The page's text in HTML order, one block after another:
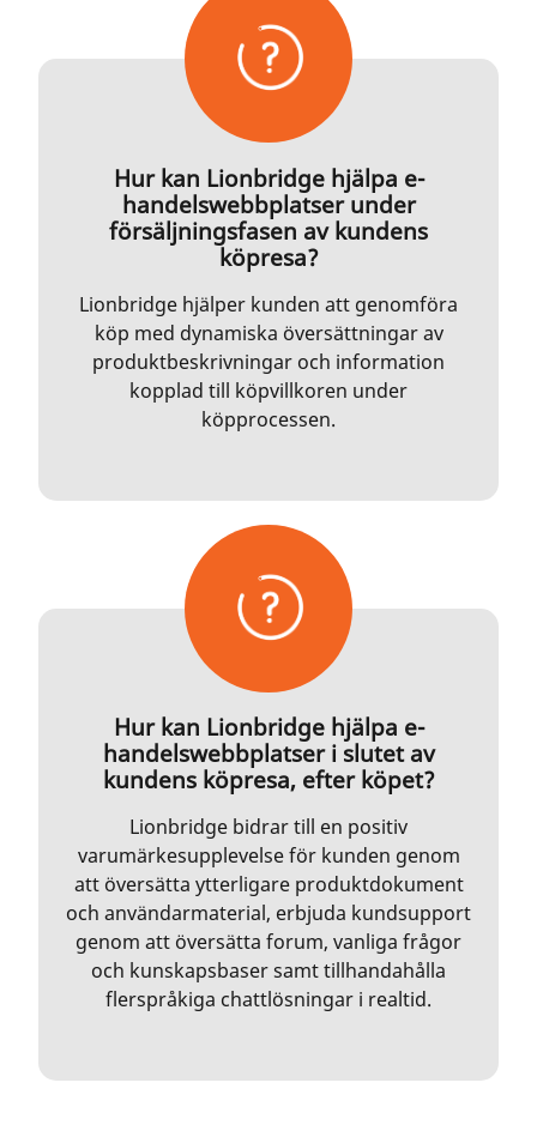
Hur kan Lionbridge hjälpa e-
handelswebbplatser under
försäljningsfasen av kundens
köpresa?
Lionbridge hjälper kunden att genomföra
köp med dynamiska översättningar av
produktbeskrivningar och information
kopplad till köpvillkoren under
köpprocessen.
Hur kan Lionbridge hjälpa e-
handelswebbplatser i slutet av
kundens köpresa, efter köpet?
Lionbridge bidrar till en positiv
varumärkesupplevelse för kunden genom
att översätta ytterligare produktdokument
och användarmaterial, erbjuda kundsupport
genom att översätta forum, vanliga frågor
och kunskapsbaser samt tillhandahålla
flerspråkiga chattlösningar i realtid.